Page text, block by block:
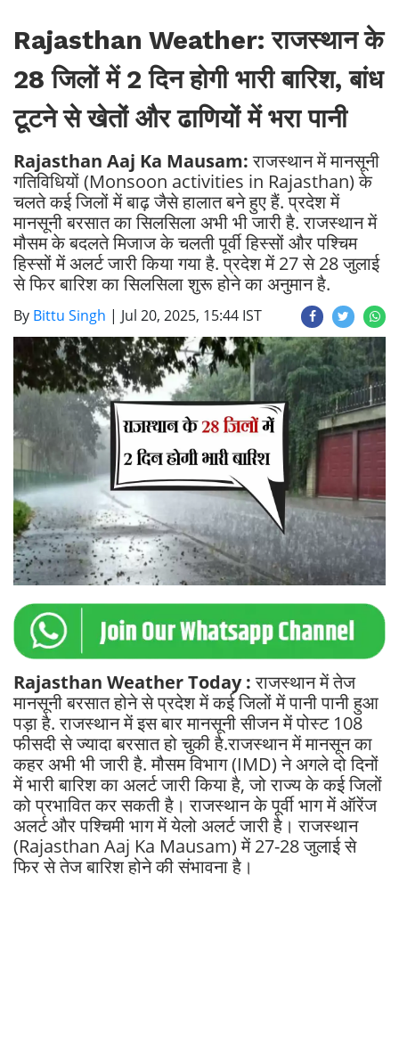
Rajasthan Weather: राजस्थान के
28 जिलों में 2 दिन होगी भारी बारिश, बांध
टूटने से खेतों और ढाणियों में भरा पानी
Rajasthan Aaj Ka Mausam:राजस्थान में मानसूनी
गतिविधियों (Monsoon activities in Rajasthan) के
चलते कई जिलों में बाढ़ जैसे हालात बने हुए हैं. प्रदेश में
मानसूनी बरसात का सिलसिला अभी भी जारी है. राजस्थान में
मौसम के बदलते मिजाज के चलती पूर्वी हिस्सों और पश्चिम
हिस्सों में अलर्ट जारी किया गया है. प्रदेश में 27 से 28 जुलाई
से फिर बारिश का सिलसिला शुरू होने का अनुमान है.
By Bittu Singh | Jul 20, 2025, 15:44 IST
Rajasthan Weather Today :राजस्थान में तेज
मानसूनी बरसात होने से प्रदेश में कई जिलों में पानी पानी हुआ
पड़ा है. राजस्थान में इस बार मानसूनी सीजन में पोस्ट 108
फीसदी से ज्यादा बरसात हो चुकी है.राजस्थान में मानसून का
कहर अभी भी जारी है. मौसम विभाग (IMD) ने अगले दो दिनों
में भारी बारिश का अलर्ट जारी किया है, जो राज्य के कई जिलों
को प्रभावित कर सकती है। राजस्थान के पूर्वी भाग में ऑरेंज
अलर्ट और पश्चिमी भाग में येलो अलर्ट जारी है। राजस्थान
(Rajasthan Aaj Ka Mausam) में 27-28 जुलाई से
फिर से तेज बारिश होने की संभावना है।